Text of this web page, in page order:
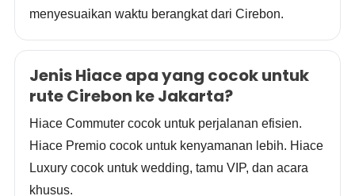
menyesuaikan waktu berangkat dari Cirebon.
Jenis Hiace apa yang cocok untuk
rute Cirebon ke Jakarta?
Hiace Commuter cocok untuk perjalanan efisien.
Hiace Premio cocok untuk kenyamanan lebih. Hiace
Luxury cocok untuk wedding, tamu VIP, dan acara
khusus.